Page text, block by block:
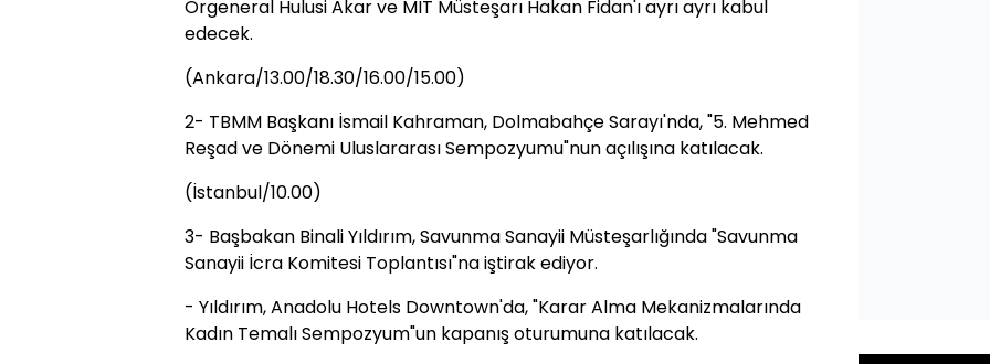
Orgeneral Hulusi Akar ve MİT Müsteşarı Hakan Fidan'ı ayrı ayrı kabul
edecek.
(Ankara/13.00/18.30/16.00/15.00)
2- TBMM Başkanı İsmail Kahraman, Dolmabahçe Sarayı'nda, "5. Mehmed
Reşad ve Dönemi Uluslararası Sempozyumu"nun açılışına katılacak.
(İstanbul/10.00)
3- Başbakan Binali Yıldırım, Savunma Sanayii Müsteşarlığında "Savunma
Sanayii İcra Komitesi Toplantısı"na iştirak ediyor.
- Yıldırım, Anadolu Hotels Downtown'da, "Karar Alma Mekanizmalarında
Kadın Temalı Sempozyum"un kapanış oturumuna katılacak.